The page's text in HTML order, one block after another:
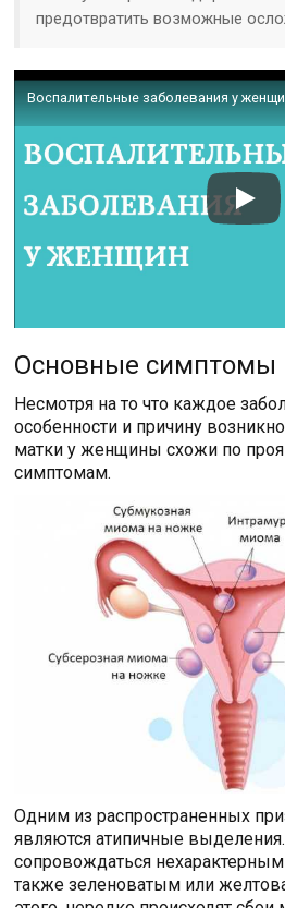
предотвратить возможные
Воспалительные заболевания у
Основные симптомы
Несмотря на то что каждое
особенности и причину
матки у женщины схожи по
симптомам.
Одним из распространенных
являются атипичные
сопровождаться
также зеленоватым или